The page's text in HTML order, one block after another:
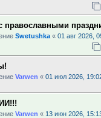
православными
Swetushka « 01 авг 2026,
Varwen « 01 июл 2026,
Varwen « 13 июн 2026,